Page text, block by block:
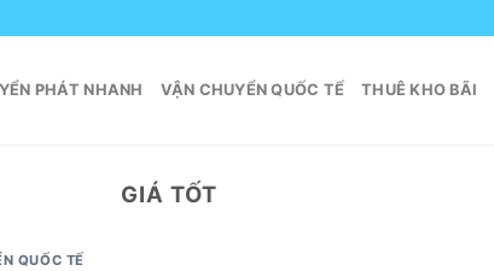
PHÁT NHANH VẬN CHUYỂN QUỐC TẾ THUÊ KHO BÃI
GIÁ TỐT
QUỐC TẾ